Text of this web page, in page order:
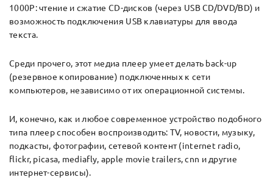
1000P: чтение и сжатие CD-дисков (через USB CD/DVD/BD) и
возможность подключения USB клавиатуры для ввода
текста.
Среди прочего, этот медиа плеер умеет делать back-up
(резервное копирование) подключенных к сети
компьютеров, независимо от их операционной системы.
И, конечно, как и любое современное устройство подобного
типа плеер способен воспроизводить: TV, новости, музыку,
подкасты, фотографии, сетевой контент (internet radio,
flickr, picasa, mediafly, apple movie trailers, cnn и другие
интернет-сервисы).